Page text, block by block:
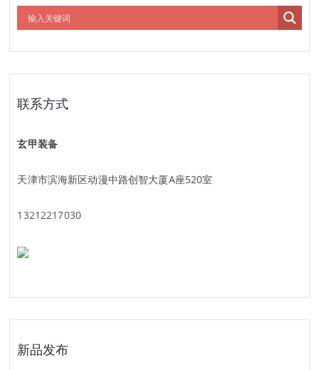
联系方式
玄甲装备
天津市滨海新区动漫中路创智大厦A座520室
13212217030
新品发布